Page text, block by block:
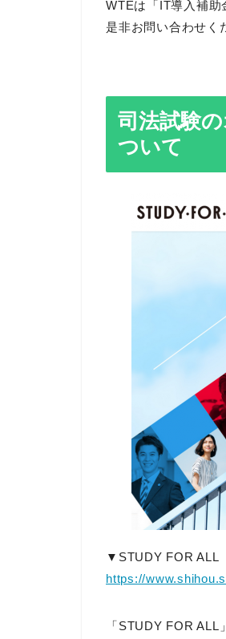
WTEは「IT導入補助
是非お問い合わせく
司法試験
ついて
▼STUDY FOR ALL
https://
「STUDY FOR